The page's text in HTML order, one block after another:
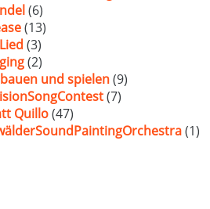
(6)
(13)
(3)
(2)
und spielen(9)
(7)
Quillo(47)
(1)